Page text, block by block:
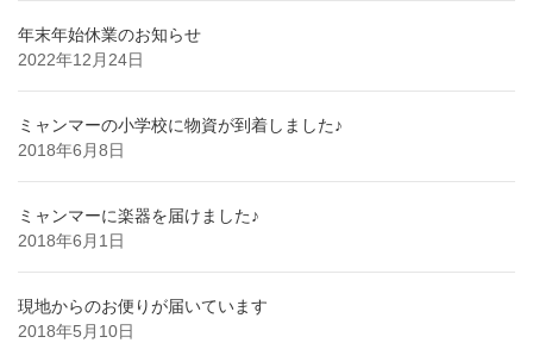
年末年始休業のお知らせ
2022年12月24日
ミャンマーの小学校に物資が到着しました♪
2018年6月8日
ミャンマーに楽器を届けました♪
2018年6月1日
現地からのお便りが届いています
2018年5月10日